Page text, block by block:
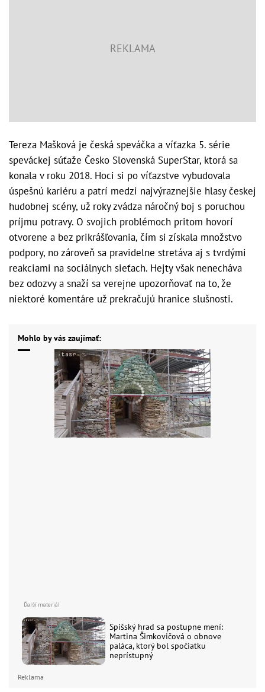
Tereza Mašková je česká speváčka a víťazka 5. série
speváckej súťaže Česko Slovenská SuperStar, ktorá sa
konala v roku 2018. Hoci si po víťazstve vybudovala
úspešnú kariéru a patrí medzi najvýraznejšie hlasy českej
hudobnej scény, už roky zvádza náročný boj s poruchou
príjmu potravy. O svojich problémoch pritom hovorí
otvorene a bez prikrášľovania, čím si získala množstvo
podpory, no zároveň sa pravidelne stretáva aj s tvrdými
reakciami na sociálnych sieťach. Hejty však nenecháva
bez odozvy a snaží sa verejne upozorňovať na to, že
niektoré komentáre už prekračujú hranice slušnosti.
Mohlo by vás zaujímať:
Spišský hrad sa postupne mení:
Martina Šimkovičová o obnove
paláca, ktorý bol spočiatku
neprístupný
Reklama